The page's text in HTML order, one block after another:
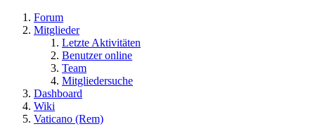
Forum
Mitglieder
Letzte Aktivitäten
Benutzer online
Team
Mitgliedersuche
Dashboard
Wiki
Vaticano (Rem)